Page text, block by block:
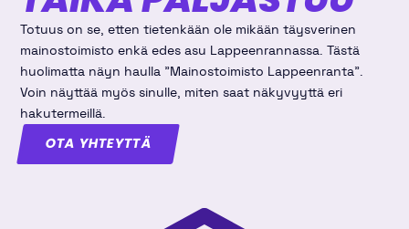
Totuus on se, etten tietenkään ole mikään täysverinen
mainostoimisto enkä edes asu Lappeenrannassa. Tästä
huolimatta näyn haulla "Mainostoimisto Lappeenranta".
Voin näyttää myös sinulle, miten saat näkyvyyttä eri
hakutermeillä.
OTA YHTEYTTÄ